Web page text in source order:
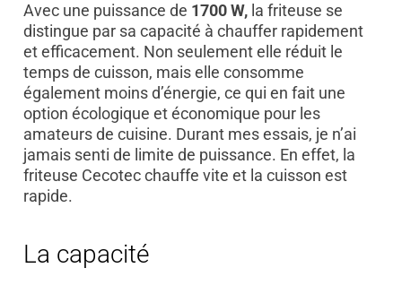
Avec une puissance de 1700 W,la friteuse se
distingue par sa capacité à chauffer rapidement
et efficacement. Non seulement elle réduit le
temps de cuisson, mais elle consomme
également moins d’énergie, ce qui en fait une
option écologique et économique pour les
amateurs de cuisine. Durant mes essais, je n’ai
jamais senti de limite de puissance. En effet, la
friteuse Cecotec chauffe vite et la cuisson est
rapide.
La capacité